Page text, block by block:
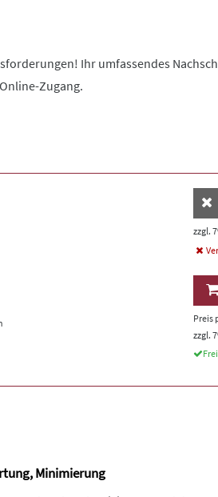
Ihr umfassendes
Zugang.
zzgl.
Preis
zzgl.
Minimierung